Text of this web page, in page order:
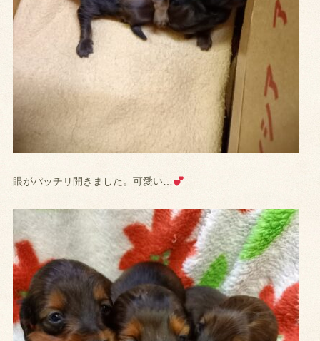
眼がパッチリ開きました。可愛い…